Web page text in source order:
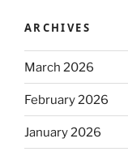
ARCHIVES
March 2026
February 2026
January 2026